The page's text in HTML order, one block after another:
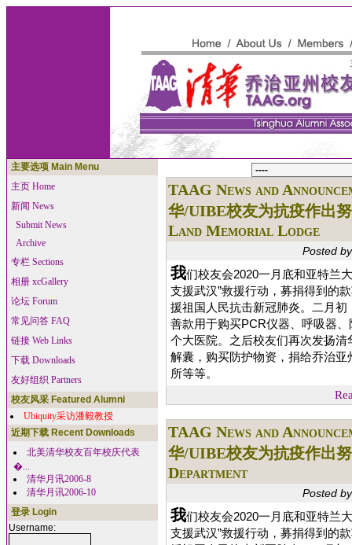
主要选项 Main Menu
主页 Home
新闻 News
Submit News
Archive
专栏 Sections
相册 xcGallery
论坛 Forum
常见问答 FAQ
链接 Web Links
下载 Downloads
友好组织 Partners
校友风采 Featured Alumni
Ubiquity采访潘毅教授
近期下载 Recent Downloads
北美清华校友百年校庆代表
�...
清华月讯2006-8
清华月讯2006-10
登录 Login
Username:
TAAG News and
华/UIBE校友为抗疫作出
Land Memorial Lodge
Posted
我们校友会2020一月底和亚特兰
支援武汉”救援行动，募捐得到的
援祖国人民抗击新冠肺炎。二月
善款用于购买PCR仪器、呼吸器
个大医院。之后校友们再次发扬清
解囊，购买防护物资，捐给乔治
所等等。
TAAG News and
华/UIBE校友为抗疫作出
Department
Posted
我们校友会2020一月底和亚特兰
支援武汉”救援行动，募捐得到的